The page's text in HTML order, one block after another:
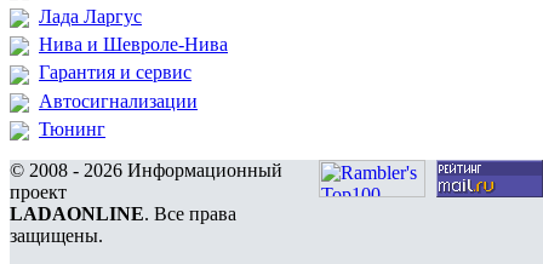
Лада Ларгус
Нива и Шевроле-Нива
Гарантия и сервис
Автосигнализации
Тюнинг
© 2008 - 2026 Информационный
проект
LADAONLINE. Все права
защищены.